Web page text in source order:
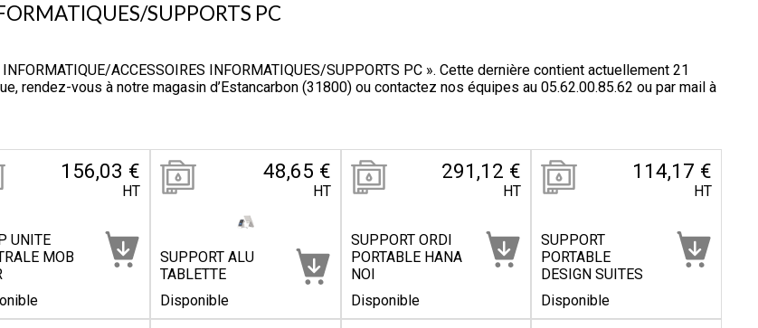
SUPPORTS PC
ACCESSOIRES INFORMATIQUES/SUPPORTS PC ». Cette dernière contient actuellement 21
rendez-vous à notre magasin d’Estancarbon (31800) ou contactez nos équipes au 05.62.00.85.62 ou par mail à
156,03 €
HT
UNITE
MOB
48,65 €
HT
SUPPORT ALU
TABLETTE
Disponible
291,12 €
HT
SUPPORT ORDI
PORTABLE HANA
NOI
Disponible
114,17 €
HT
SUPPORT
PORTABLE
DESIGN SUITES
Disponible